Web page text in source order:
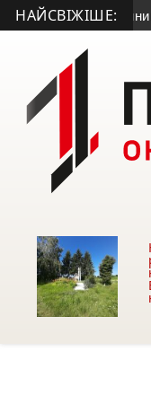
НАЙСВІЖІШЕ:
прикордонник з